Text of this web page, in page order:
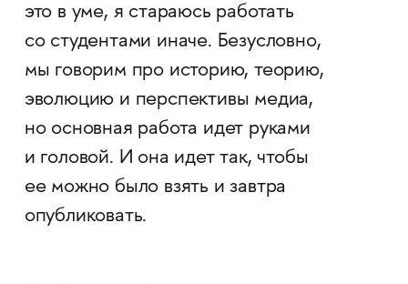
это в уме, я стараюсь работать
со студентами иначе. Безусловно,
мы говорим про историю, теорию,
эволюцию и перспективы медиа,
но основная работа идет руками
и головой. И она идет так, чтобы
ее можно было взять и завтра
опубликовать.